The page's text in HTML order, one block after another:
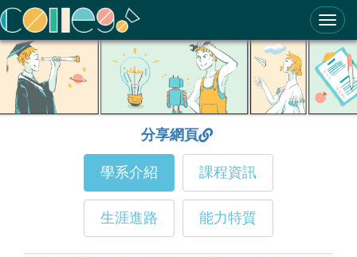
ColleGo! 大學選才與高中育才輔助系統
分享網頁
學系介紹 課程資訊
生涯進路 能力特質